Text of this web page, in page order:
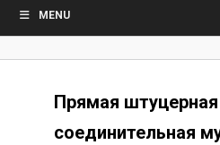
MENU
Прямая штуцерная
соединительная